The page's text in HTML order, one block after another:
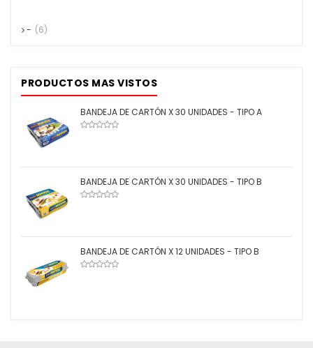
- (6)
PRODUCTOS MAS VISTOS
BANDEJA DE CARTÓN X 30 UNIDADES - TIPO A
BANDEJA DE CARTÓN X 30 UNIDADES - TIPO B
BANDEJA DE CARTÓN X 12 UNIDADES - TIPO B